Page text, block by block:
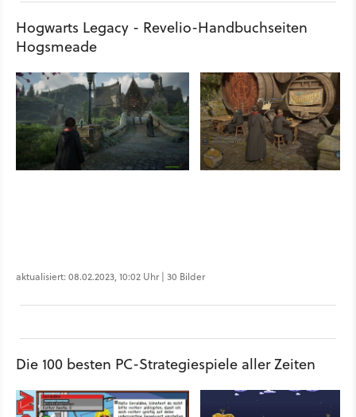
Hogwarts Legacy - Revelio-Handbuchseiten
Hogsmeade
aktualisiert: 08.02.2023, 10:02 Uhr | 30 Bilder
Die 100 besten PC-Strategiespiele aller Zeiten